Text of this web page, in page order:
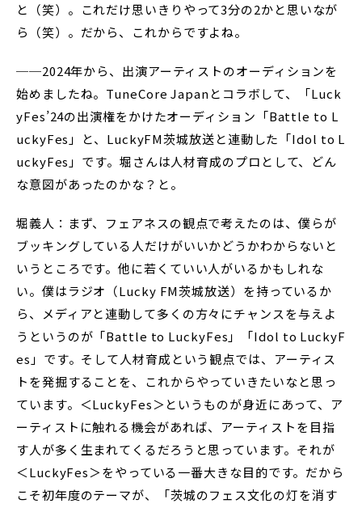
と（笑）。これだけ思いきりやって3分の2かと思いなが
ら（笑）。だから、これからですよね。
──2024年から、出演アーティストのオーディションを
始めましたね。TuneCore Japanとコラボして、「Luck
yFes’24の出演権をかけたオーディション「Battle to L
uckyFes」と、LuckyFM茨城放送と連動した「Idol to L
uckyFes」です。堀さんは人材育成のプロとして、どん
な意図があったのかな？と。
堀義人：まず、フェアネスの観点で考えたのは、僕らが
ブッキングしている人だけがいいかどうかわからないと
いうところです。他に若くていい人がいるかもしれな
い。僕はラジオ（Lucky FM茨城放送）を持っているか
ら、メディアと連動して多くの方々にチャンスを与えよ
うというのが「Battle to LuckyFes」「Idol to LuckyF
es」です。そして人材育成という観点では、アーティス
トを発掘することを、これからやっていきたいなと思っ
ています。＜LuckyFes＞というものが身近にあって、ア
ーティストに触れる機会があれば、アーティストを目指
す人が多く生まれてくるだろうと思っています。それが
＜LuckyFes＞をやっている一番大きな目的です。だから
こそ初年度のテーマが、「茨城のフェス文化の灯を消す